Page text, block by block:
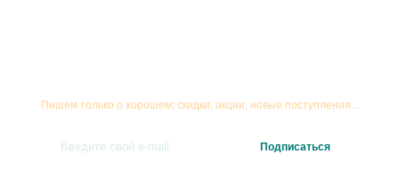
Пишем только о хорошем: скидки, акции, новые поступления...